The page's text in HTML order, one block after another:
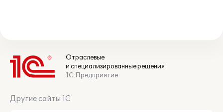
Отраслевые
и специализированные решения
1С:Предприятие
Другие сайты 1С